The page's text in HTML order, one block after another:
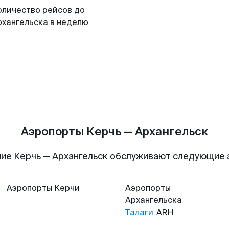
рейсов до
в неделю
Аэропорты Керчь — Архангельск
Керчь — Архангельск обслуживают следующие
Аэропорты Керчи
Аэропорты
Архангельска
Талаги ARH